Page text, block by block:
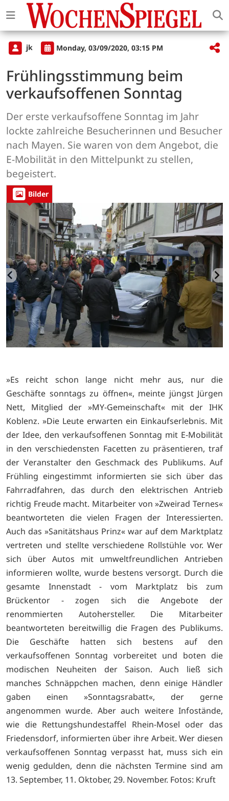
jk Monday, 03/09/2020, 03:15 PM
Frühlingsstimmung beim
verkaufsoffenen Sonntag
Der erste verkaufsoffene Sonntag im Jahr
lockte zahlreiche Besucherinnen und Besucher
nach Mayen. Sie waren von dem Angebot, die
E-Mobilität in den Mittelpunkt zu stellen,
begeistert.
Bilder
»Es reicht schon lange nicht mehr aus, nur die
Geschäfte sonntags zu öffnen«, meinte jüngst Jürgen
Nett, Mitglied der »MY-Gemeinschaft« mit der IHK
Koblenz. »Die Leute erwarten ein Einkaufserlebnis. Mit
der Idee, den verkaufsoffenen Sonntag mit E-Mobilität
in den verschiedensten Facetten zu präsentieren, traf
der Veranstalter den Geschmack des Publikums. Auf
Frühling eingestimmt informierten sie sich über das
Fahrradfahren, das durch den elektrischen Antrieb
richtig Freude macht. Mitarbeiter von »Zweirad Ternes«
beantworteten die vielen Fragen der Interessierten.
Auch das »Sanitätshaus Prinz« war auf dem Marktplatz
vertreten und stellte verschiedene Rollstühle vor. Wer
sich über Autos mit umweltfreundlichen Antrieben
informieren wollte, wurde bestens versorgt. Durch die
gesamte Innenstadt - vom Marktplatz bis zum
Brückentor - zogen sich die Angebote der
renommierten Autohersteller. Die Mitarbeiter
beantworteten bereitwillig die Fragen des Publikums.
Die Geschäfte hatten sich bestens auf den
verkaufsoffenen Sonntag vorbereitet und boten die
modischen Neuheiten der Saison. Auch ließ sich
manches Schnäppchen machen, denn einige Händler
gaben einen »Sonntagsrabatt«, der gerne
angenommen wurde. Aber auch weitere Infostände,
wie die Rettungshundestaffel Rhein-Mosel oder das
Friedensdorf, informierten über ihre Arbeit. Wer diesen
verkaufsoffenen Sonntag verpasst hat, muss sich ein
wenig gedulden, denn die nächsten Termine sind am
13. September, 11. Oktober, 29. November. Fotos: Kruft